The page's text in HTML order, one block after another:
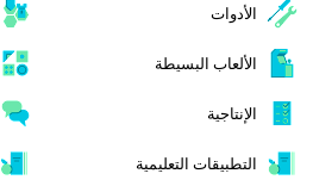
الأدوات
الألعاب البسيطة
الإنتاجية
التطبيقات التعليمية